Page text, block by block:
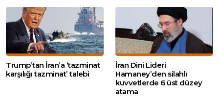
Trump’tan İran’a ‘tazminat
karşılığı tazminat’ talebi
İran Dini Lideri
Hamaney’den silahlı
kuvvetlerde 6 üst düzey
atama